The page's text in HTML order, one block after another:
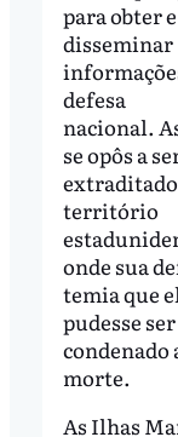
para obter e
disseminar
defesa
nacional.
se opôs a
território
onde sua
temia que
pudesse ser
condenado
morte.
As Ilhas